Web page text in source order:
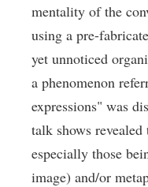
mentality of the
using a pre-
yet unnoticed
a phenomenon
expressions" was
talk shows
especially those
image) and/or